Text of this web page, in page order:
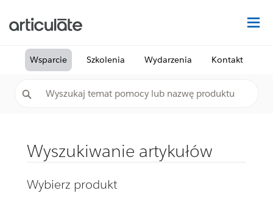
Wsparcie Szkolenia Wydarzenia Kontakt
Wyszukiwanie artykułów
Wybierz produkt